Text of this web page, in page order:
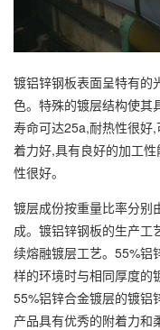
镀铝锌钢板表面呈特有的
色。特殊的镀层结构使其
寿命可达25a,耐热性很
着力好,具有良好的加工
性很好。
镀层成份按重量比率分别
成。镀铝锌钢板的生产工
续熔融镀层工艺。55%铝
样的环境时与相同厚度的
55%铝锌合金镀层的镀铝
产品具有优秀的附着力和